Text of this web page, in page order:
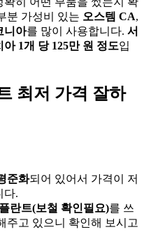
분 가성비 있는 오스템 CA,
니아를 많이 사용합니다. 서
1개 당 125만 원 정도입
최저 가격 잘하
준화되어 있어서 가격이 저
다.
란트(보철 확인필요)를 쓰
주고 있으니 확인해 보시고